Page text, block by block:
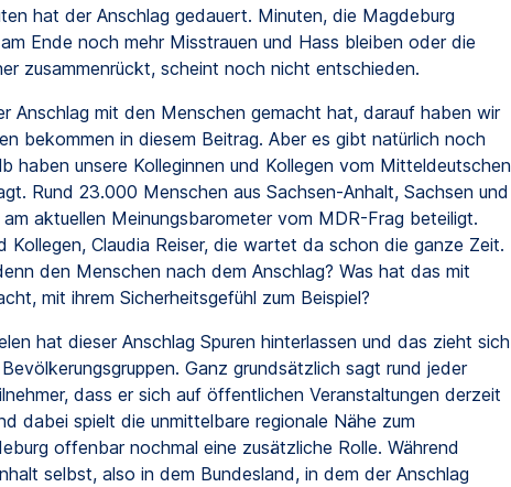
hat der Anschlag gedauert. Minuten, die Magdeburg
Ende noch mehr Misstrauen und Hass bleiben oder die
zusammenrückt, scheint noch nicht entschieden.
Anschlag mit den Menschen gemacht hat, darauf haben wir
bekommen in diesem Beitrag. Aber es gibt natürlich noch
haben unsere Kolleginnen und Kollegen vom Mitteldeutschen
Rund 23.000 Menschen aus Sachsen-Anhalt, Sachsen und
aktuellen Meinungsbarometer vom MDR-Frag beteiligt.
Kollegen, Claudia Reiser, die wartet da schon die ganze Zeit.
den Menschen nach dem Anschlag? Was hat das mit
mit ihrem Sicherheitsgefühl zum Beispiel?
hat dieser Anschlag Spuren hinterlassen und das zieht sich
Ganz grundsätzlich sagt rund jeder
dass er sich auf öffentlichen Veranstaltungen derzeit
dabei spielt die unmittelbare regionale Nähe zum
offenbar nochmal eine zusätzliche Rolle. Während
selbst, also in dem Bundesland, in dem der Anschlag